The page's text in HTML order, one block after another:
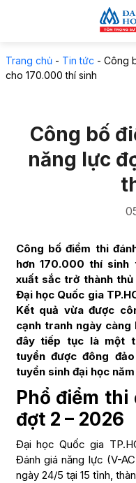
Trang chủ - Tin tức - Công
cho 170.000 thí sinh
Công bố
năng lực
Công bố điểm thi
hơn 170.000 thí
xuất sắc trở thành
Đại học Quốc gia
Kết quả vừa được
cạnh tranh ngày
đây tiếp tục là một
tuyển được đông
tuyển sinh đại học năm
Phổ điểm
đợt 2 – 2026
Đại học Quốc gia
Đánh giá năng lực (V-
ngày 24/5 tại 15 tỉnh,